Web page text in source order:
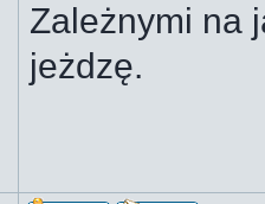
Zależnymi na
jeżdzę.